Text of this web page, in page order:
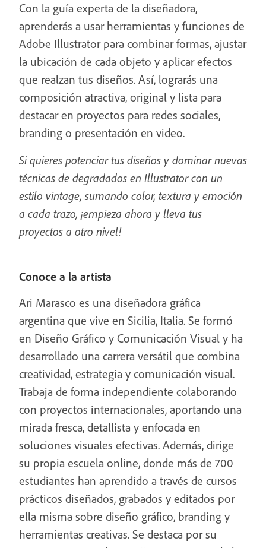
Con la guía experta de la diseñadora,
aprenderás a usar herramientas y funciones de
Adobe Illustrator para combinar formas, ajustar
la ubicación de cada objeto y aplicar efectos
que realzan tus diseños. Así, lograrás una
composición atractiva, original y lista para
destacar en proyectos para redes sociales,
branding o presentación en video.
Si quieres potenciar tus diseños y dominar nuevas
técnicas de degradados en Illustrator con un
estilo vintage, sumando color, textura y emoción
a cada trazo, ¡empieza ahora y lleva tus
proyectos a otro nivel!
Conoce a la artista
Ari Marasco es una diseñadora gráfica
argentina que vive en Sicilia, Italia. Se formó
en Diseño Gráfico y Comunicación Visual y ha
desarrollado una carrera versátil que combina
creatividad, estrategia y comunicación visual.
Trabaja de forma independiente colaborando
con proyectos internacionales, aportando una
mirada fresca, detallista y enfocada en
soluciones visuales efectivas. Además, dirige
su propia escuela online, donde más de 700
estudiantes han aprendido a través de cursos
prácticos diseñados, grabados y editados por
ella misma sobre diseño gráfico, branding y
herramientas creativas. Se destaca por su